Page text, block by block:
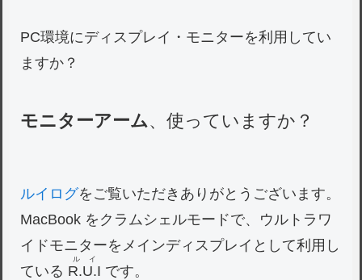
PC環境にディスプレイ・モニターを利用してい
ますか？
モニターアーム、使っていますか？
ルイログをご覧いただきありがとうございます。
MacBook をクラムシェルモードで、ウルトラワ
イドモニターをメインディスプレイとして利用し
ている R.U.I
ルイ
です。